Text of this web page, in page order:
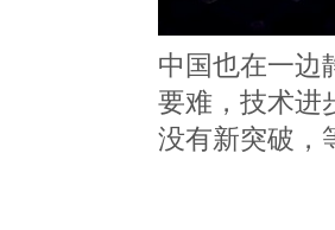
中国也在一边
要难，技术进
没有新突破，